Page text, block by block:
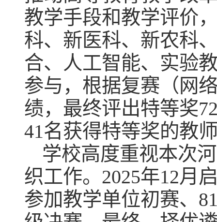
教学手段和教学评价
科、新医科、新农科
合、人工智能、实验
参与，根据复赛（网
绩，最终评出特等奖
41名获得特等奖的教
学校高度重视本次
织工作。2025年12月
参加教学单位初赛、